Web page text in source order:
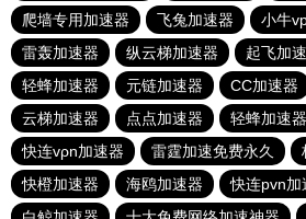
爬墙专用加速器
飞兔加速器 小牛
雷轰加速器
纵云梯加速器 起飞加
轻蜂加速器
元链加速器 CC加速器
云梯加速器
点点加速器 轻蜂加速器
快连vρn加速器
雷霆加速免费永久
快橙加速器
海鸥加速器 快连pvn加